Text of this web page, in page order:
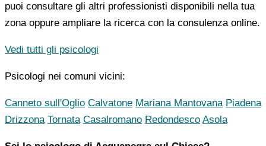
puoi consultare gli altri professionisti disponibili nella tua
zona oppure ampliare la ricerca con la consulenza online.
Vedi tutti gli psicologi
Psicologi nei comuni vicini:
Canneto sull'Oglio Calvatone Mariana Mantovana Piadena
Drizzona Tornata Casalromano Redondesco Asola